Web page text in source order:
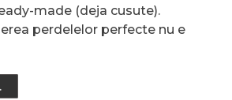
made (deja cusute).
perdelelor perfecte nu e